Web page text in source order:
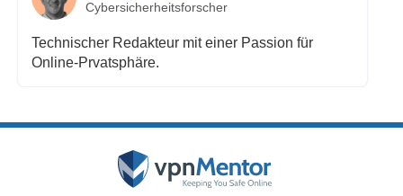
Cybersicherheitsforscher
Technischer Redakteur mit einer Passion für
Online-Prvatsphäre.